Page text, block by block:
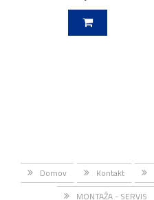
Domov Kontakt
MONTAŽA - SERVIS